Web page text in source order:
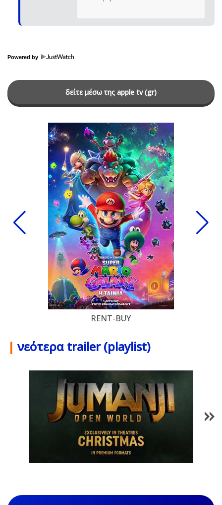
Powered by
δείτε μέσω της apple tv (gr)
RENT-BUY
| νεότερα trailer (playlist)
1/85